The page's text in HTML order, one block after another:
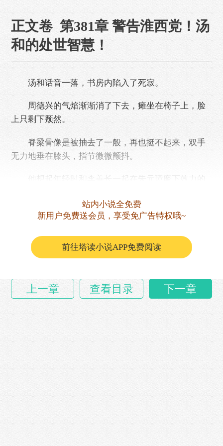
正文卷 第381章 警告淮西党！汤
和的处世智慧！
汤和话音一落，书房内陷入了死寂。
周德兴的气焰渐渐消了下去，瘫坐在椅子上，脸
上只剩下颓然。
脊梁骨像是被抽去了一般，再也挺不起来，双手
无力地垂在膝头，指节微微颤抖。
里，盖着同一条满是补丁的被子，吃饭时你推我让，
一块干粮都要分着吃。
那时大……
站内小说全免费
新用户免费送会员，享受免广告特权哦~
前往塔读小说APP免费阅读
上一章 查看目录 下一章